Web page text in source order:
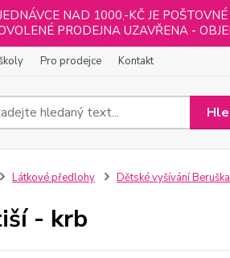
NAD 1000,-KČ JE
PRODEJNA UZAVŘENA -
Pro prodejce Kontakt
Látkové předlohy Dětské vyšívání Beruška
- krb